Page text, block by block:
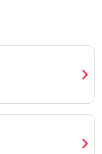
chevron_right
chevron_right